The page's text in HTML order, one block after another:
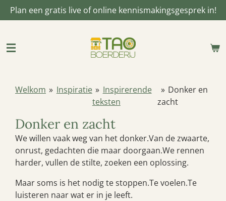
Ga
direct
de
Plan een gratis live of online kennismakingsgesprek in!
Welkom » Inspiratie » Inspirerende
teksten
» Donker en
zacht
Donker en zacht
We willen vaak weg van het donker.Van de zwaarte,
onrust, gedachten die maar doorgaan.We rennen
harder, vullen de stilte, zoeken een oplossing.
Maar soms is het nodig te stoppen.Te voelen.Te
luisteren naar wat er in je leeft.